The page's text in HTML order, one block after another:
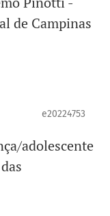
de Campinas
e20224753
adolescente